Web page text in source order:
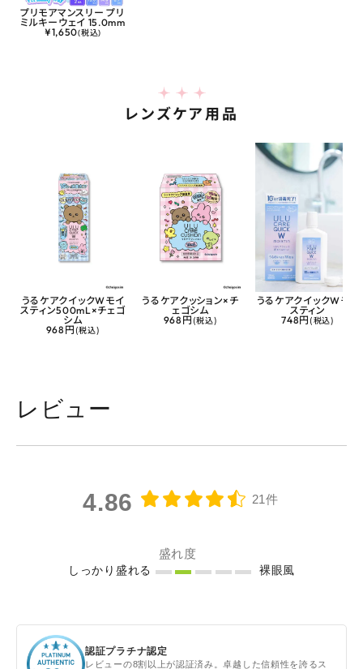
プリモアマンスリー プリ
ミルキーウェイ 15.0mm
¥1,650(税込)
レンズケア用品
うるケアクイックWモイ
スティン500mL×チェゴ
シム
968円 (税込)
うるケアクッション×チ
ェゴシム
968円 (税込)
うるケアクイックWモイ
スティン
748円 (税込)
レビュー
4.86 21件
盛れ度
しっかり盛れる 裸眼風
認証プラチナ認定
レビューの8割以上が認証済み。卓越した信頼性を誇るス